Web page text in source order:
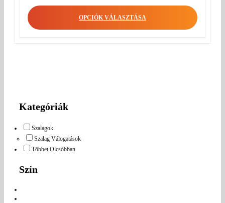
OPCIÓK VÁLASZTÁSA
Kategóriák
Szalagok
Szalag Válogatások
Többet Olcsóbban
Szín